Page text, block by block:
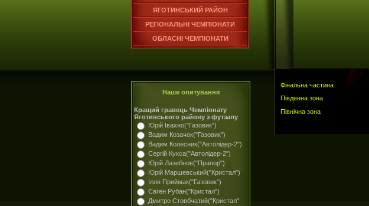
ЯГОТИНСЬКИЙ РАЙОН
РЕГІОНАЛЬНІ ЧЕМПІОНАТИ
ОБЛАСНІ ЧЕМПІОНАТИ
Наше опитування
Кращий гравець Чемпіонату
Яготинського району з футзалу
Юрій Івахно("Газовик")
Вадим Козачок("Газовик")
Вадим Колесник("Автолідер-2")
Сергій Кукса("Автолідер-2")
Юрій Лазебнов("Прапор")
Юрій Маршевський("Кристал")
Ілля Приймак("Газовик")
Євген Рубан("Кристал")
Дмитро Стовбчатий("Кристал"
Фінальна частина
Південна зона
Північна зона